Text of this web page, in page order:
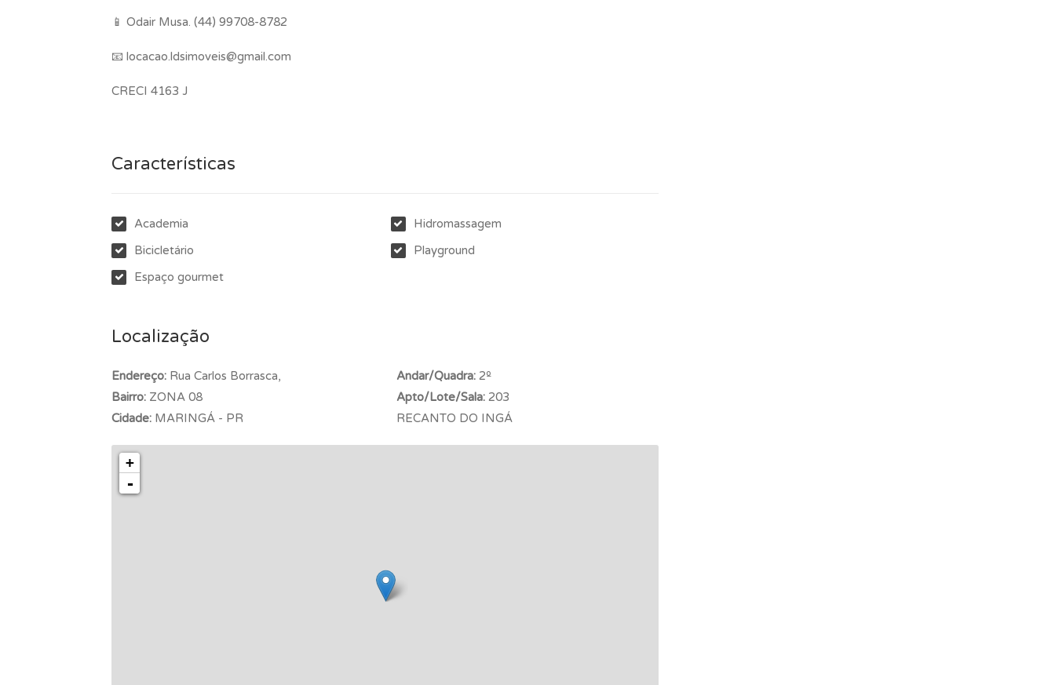
📱 Odair Musa. (44) 99708-8782
📧 locacao.ldsimoveis@gmail.com
CRECI 4163 J
Características
Academia
Bicicletário
Espaço gourmet
Hidromassagem
Playground
Localização
Endereço: Rua Carlos Borrasca,
Bairro: ZONA 08
Cidade: MARINGÁ - PR
Andar/Quadra: 2º
Apto/Lote/Sala: 203
RECANTO DO INGÁ
+
-